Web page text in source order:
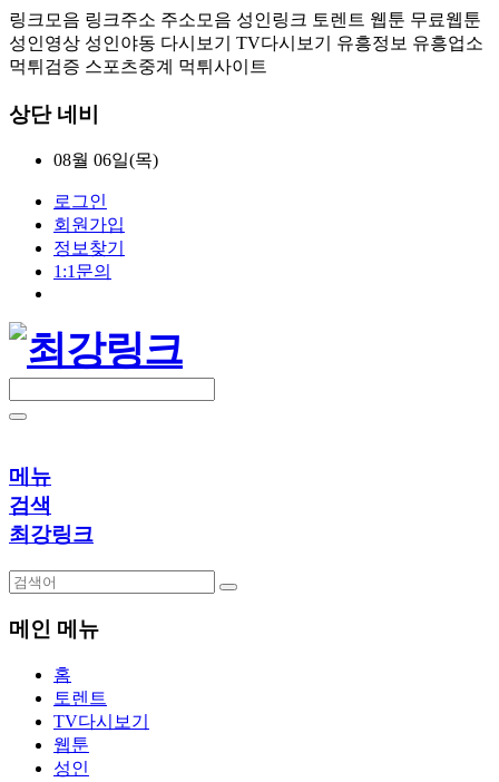
링크모음 링크주소 주소모음 성인링크 토렌트 웹툰 무료웹툰
성인영상 성인야동 다시보기 TV다시보기 유흥정보 유흥업소
먹튀검증 스포츠중계 먹튀사이트
상단 네비
08월 06일(목)
로그인
회원가입
정보찾기
1:1문의
메뉴
검색
최강링크
메인 메뉴
홈
토렌트
TV다시보기
웹툰
성인